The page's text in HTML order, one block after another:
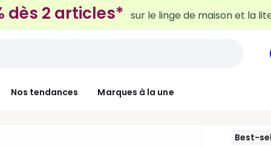
Nos tendances Marques à la une
Best-